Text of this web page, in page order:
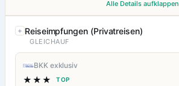
Alle Details aufklappen
Reiseimpfungen (Privatreisen)
GLEICHAUF
BKK exklusiv
★★★ TOP